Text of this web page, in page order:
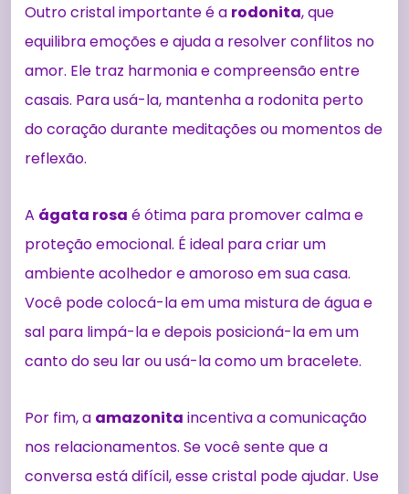
Outro cristal importante é a rodonita, que
equilibra emoções e ajuda a resolver conflitos no
amor. Ele traz harmonia e compreensão entre
casais. Para usá-la, mantenha a rodonita perto
do coração durante meditações ou momentos de
reflexão.
A ágata rosa é ótima para promover calma e
proteção emocional. É ideal para criar um
ambiente acolhedor e amoroso em sua casa.
Você pode colocá-la em uma mistura de água e
sal para limpá-la e depois posicioná-la em um
canto do seu lar ou usá-la como um bracelete.
Por fim, a amazonita incentiva a comunicação
nos relacionamentos. Se você sente que a
conversa está difícil, esse cristal pode ajudar. Use